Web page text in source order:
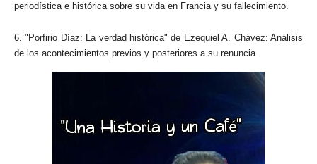
periodística e histórica sobre su vida en Francia y su fallecimiento.
6. "Porfirio Díaz: La verdad histórica" de Ezequiel A. Chávez: Análisis
de los acontecimientos previos y posteriores a su renuncia.